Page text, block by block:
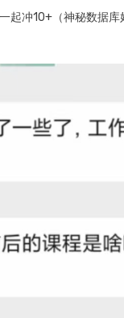
一起冲10+（神秘数据